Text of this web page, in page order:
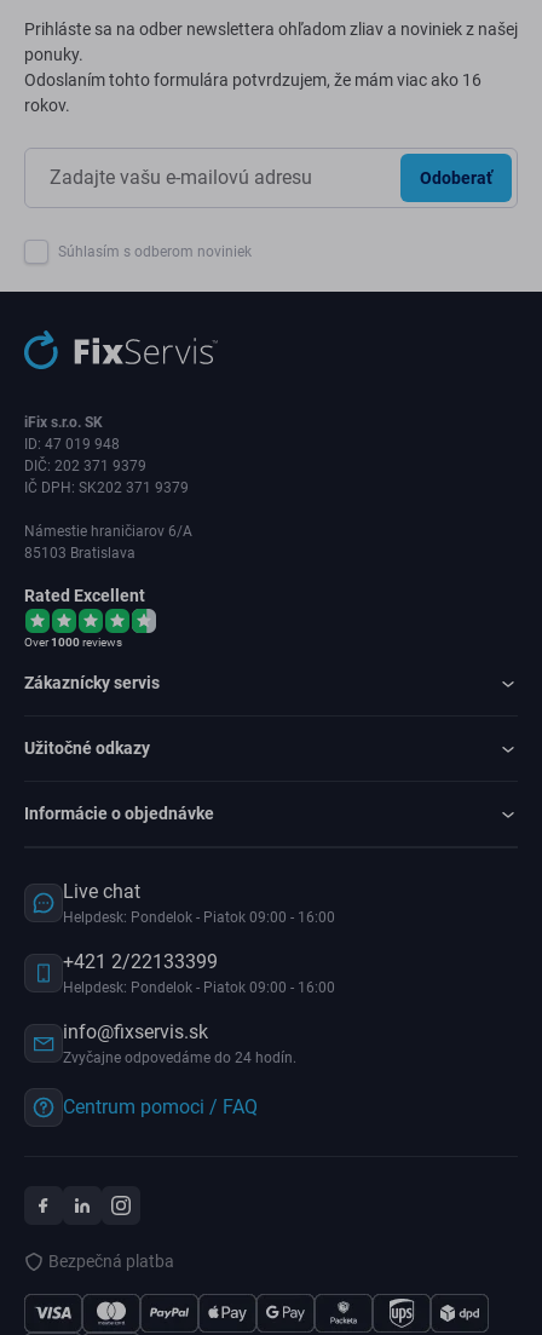
Prihláste sa na odber newslettera ohľadom zliav a noviniek z našej
ponuky.
Odoslaním tohto formulára potvrdzujem, že mám viac ako 16
rokov.
Odoberať
Súhlasím s odberom noviniek
iFix s.r.o. SK
ID: 47 019 948
DIČ: 202 371 9379
IČ DPH: SK202 371 9379
Námestie hraničiarov 6/A
85103 Bratislava
Rated Excellent
Over1000reviews
Zákaznícky servis
Užitočné odkazy
Informácie o objednávke
Live chat
Helpdesk: Pondelok - Piatok 09:00 - 16:00
+421 2/22133399
Helpdesk: Pondelok - Piatok 09:00 - 16:00
info@fixservis.sk
Zvyčajne odpovedáme do 24 hodín.
Centrum pomoci / FAQ
Bezpečná platba